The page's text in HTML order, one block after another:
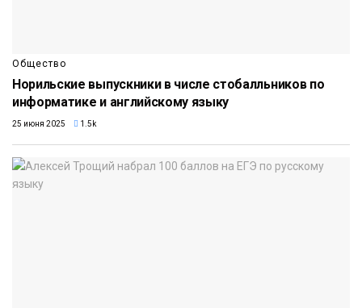
Общество
Норильские выпускники в числе стобалльников по
информатике и английскому языку
25 июня 2025 1.5k